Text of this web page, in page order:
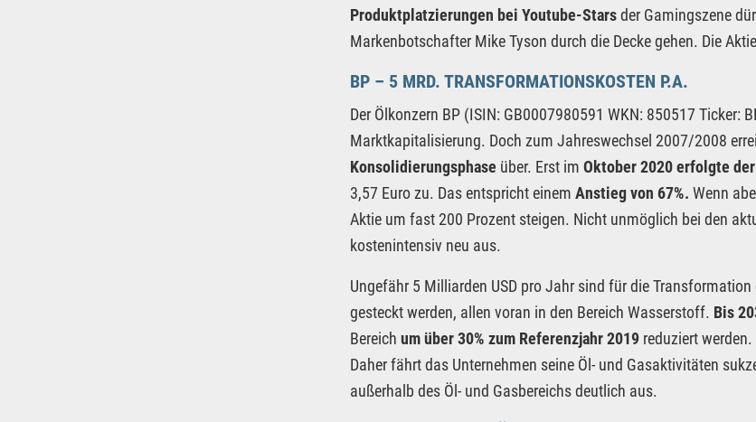
Produktplatzierungen bei Youtube-Starsder Gamingszene
Markenbotschafter Mike Tyson durch die Decke gehen. Die
BP – 5 MRD. TRANSFORMATIONSKOSTEN P.A.
Der Ölkonzern BP (ISIN: GB0007980591 WKN: 850517
Marktkapitalisierung. Doch zum Jahreswechsel 2007/2008
Konsolidierungsphase über. Erst im Oktober 2020 erfolgte
3,57 Euro zu. Das entspricht einem Anstieg von 67%. Wenn
Aktie um fast 200 Prozent steigen. Nicht unmöglich bei den
kostenintensiv neu aus.
Ungefähr 5 Milliarden USD pro Jahr sind für die
gesteckt werden, allen voran in den Bereich Wasserstoff. Bis
Bereich um über 30% zum Referenzjahr 2019 reduziert werden.
Daher fährt das Unternehmen seine Öl- und Gasaktivitäten
außerhalb des Öl- und Gasbereichs deutlich aus.